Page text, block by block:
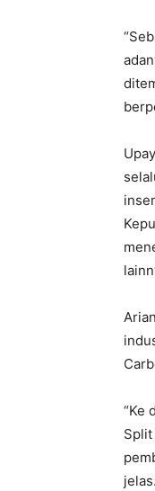
“Ke